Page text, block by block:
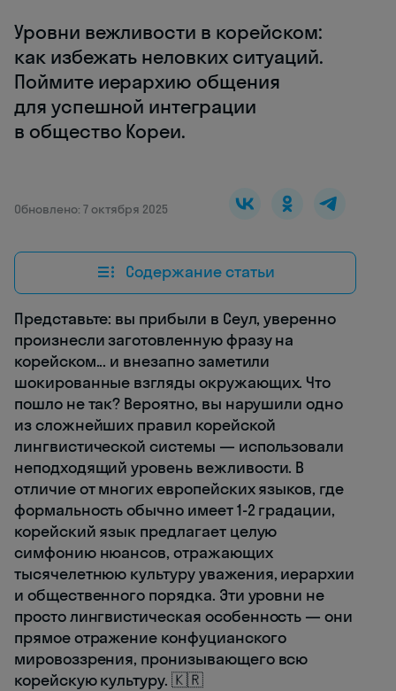
Уровни вежливости в корейском:
как избежать неловких ситуаций.
Поймите иерархию общения
для успешной интеграции
в общество Кореи.
Обновлено: 7 октября 2025
Содержание статьи
Представьте: вы прибыли в Сеул, уверенно
произнесли заготовленную фразу на
корейском... и внезапно заметили
шокированные взгляды окружающих. Что
пошло не так? Вероятно, вы нарушили одно
из сложнейших правил корейской
лингвистической системы — использовали
неподходящий уровень вежливости. В
отличие от многих европейских языков, где
формальность обычно имеет 1-2 градации,
корейский язык предлагает целую
симфонию нюансов, отражающих
тысячелетнюю культуру уважения, иерархии
и общественного порядка. Эти уровни не
просто лингвистическая особенность — они
прямое отражение конфуцианского
мировоззрения, пронизывающего всю
корейскую культуру. 🇰🇷